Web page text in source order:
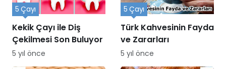
Kekik Çayı ile Diş
Çekilmesi Son Buluyor
5 Çayı
5 yıl önce
Türk Kahvesinin Fayda
ve Zararları
5 Çayı
5 yıl önce